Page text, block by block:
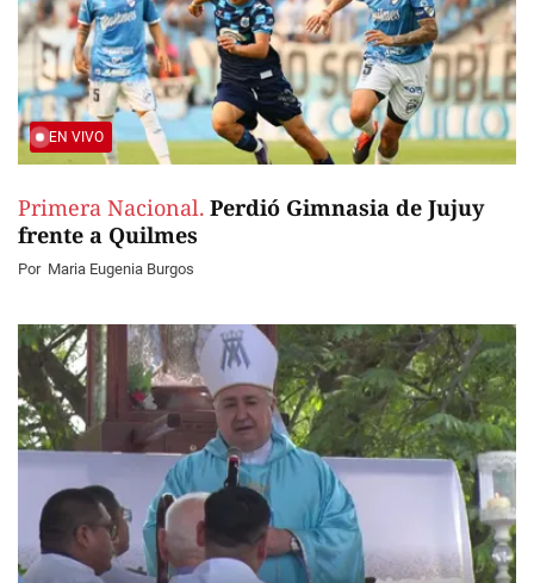
EN VIVO
Primera Nacional. Perdió Gimnasia de Jujuy
frente a Quilmes
Por Maria Eugenia Burgos